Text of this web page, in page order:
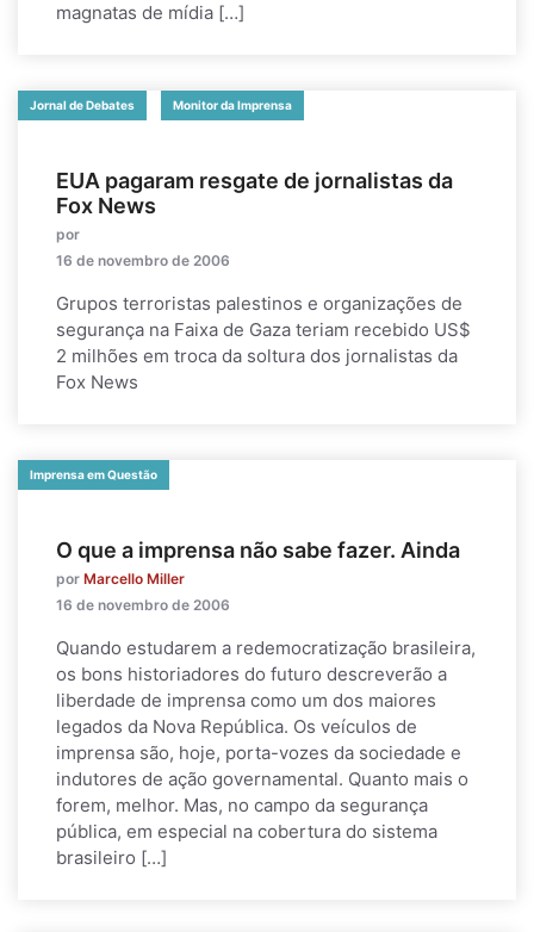
magnatas de mídia […]
Jornal de Debates Monitor da Imprensa
EUA pagaram resgate de jornalistas da
Fox News
por
16 de novembro de 2006
Grupos terroristas palestinos e organizações de
segurança na Faixa de Gaza teriam recebido US$
2 milhões em troca da soltura dos jornalistas da
Fox News
Imprensa em Questão
O que a imprensa não sabe fazer. Ainda
por Marcello Miller
16 de novembro de 2006
Quando estudarem a redemocratização brasileira,
os bons historiadores do futuro descreverão a
liberdade de imprensa como um dos maiores
legados da Nova República. Os veículos de
imprensa são, hoje, porta-vozes da sociedade e
indutores de ação governamental. Quanto mais o
forem, melhor. Mas, no campo da segurança
pública, em especial na cobertura do sistema
brasileiro […]